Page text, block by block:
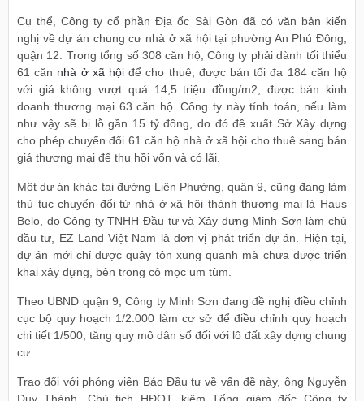
Cụ thể, Công ty cổ phần Địa ốc Sài Gòn đã có văn bản kiến
nghị về dự án chung cư nhà ở xã hội tại phường An Phú Đông,
quận 12. Trong tổng số 308 căn hộ, Công ty phải dành tối thiểu
61 căn nhà ở xã hội để cho thuê, được bán tối đa 184 căn hộ
với giá không vượt quá 14,5 triệu đồng/m2, được bán kinh
doanh thương mại 63 căn hộ. Công ty này tính toán, nếu làm
như vậy sẽ bị lỗ gần 15 tỷ đồng, do đó đề xuất Sở Xây dựng
cho phép chuyển đổi 61 căn hộ nhà ở xã hội cho thuê sang bán
giá thương mại để thu hồi vốn và có lãi.
Một dự án khác tại đường Liên Phường, quận 9, cũng đang làm
thủ tục chuyển đổi từ nhà ở xã hội thành thương mại là Haus
Belo, do Công ty TNHH Đầu tư và Xây dựng Minh Sơn làm chủ
đầu tư, EZ Land Việt Nam là đơn vị phát triển dự án. Hiện tại,
dự án mới chỉ được quây tôn xung quanh mà chưa được triển
khai xây dựng, bên trong cỏ mọc um tùm.
Theo UBND quận 9, Công ty Minh Sơn đang đề nghị điều chỉnh
cục bộ quy hoạch 1/2.000 làm cơ sở để điều chỉnh quy hoạch
chi tiết 1/500, tăng quy mô dân số đối với lô đất xây dựng chung
cư.
Trao đổi với phóng viên Báo Đầu tư về vấn đề này, ông Nguyễn